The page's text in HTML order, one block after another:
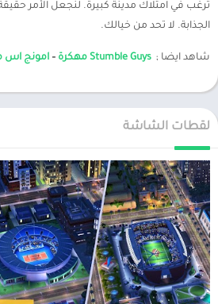
ترغب في امتلاك مدينة كبيرة. لنجعل الأمر
الجذابة. لا تحد من خيالك.
شاهد ايضا ; Stumble Guys مهكرة – امونج اس
لقطات الشاشة